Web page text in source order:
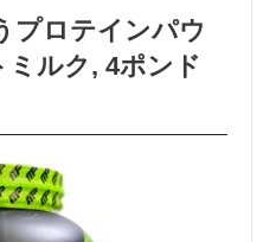
プロテインパウ
ルク, 4ポンド